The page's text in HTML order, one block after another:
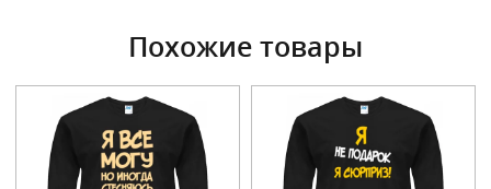
Похожие товары